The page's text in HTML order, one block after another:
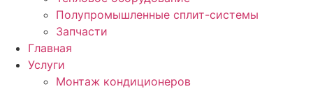
Полупромышленные сплит-системы
Запчасти
Главная
Услуги
Монтаж кондиционеров